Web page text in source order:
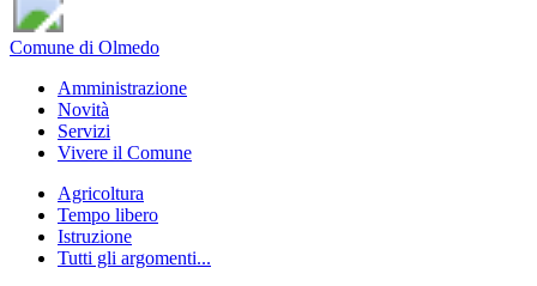
Comune di Olmedo
Amministrazione
Novità
Servizi
Vivere il Comune
Agricoltura
Tempo libero
Istruzione
Tutti gli argomenti...